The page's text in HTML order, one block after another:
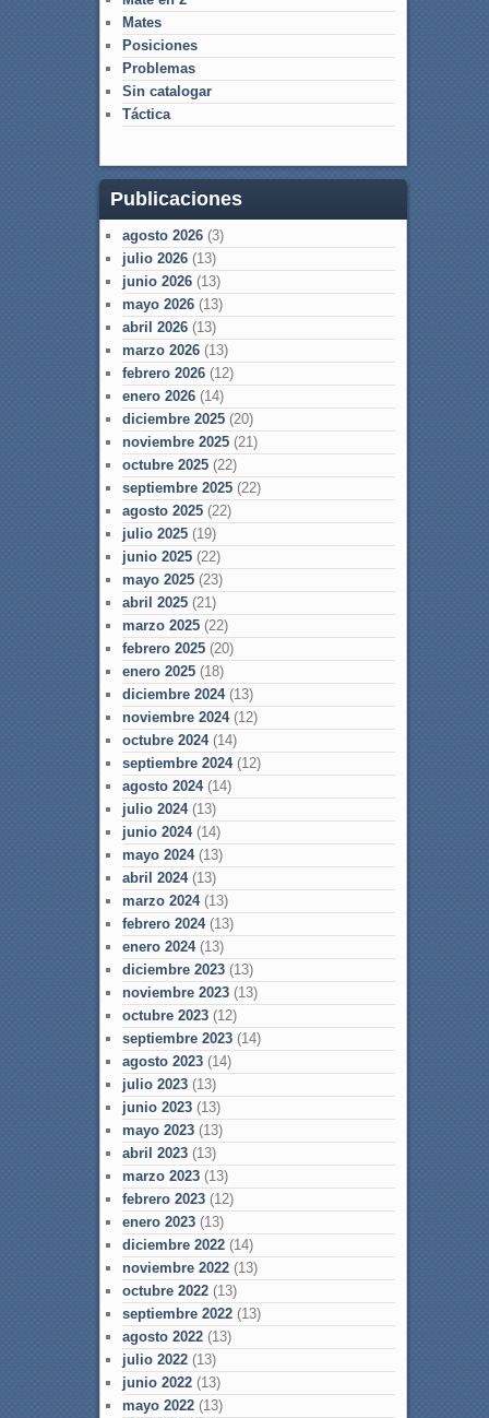
Mates
Posiciones
Problemas
Sin catalogar
Táctica
Publicaciones
agosto 2026(3)
julio 2026(13)
junio 2026(13)
mayo 2026(13)
abril 2026(13)
marzo 2026(13)
febrero 2026(12)
enero 2026(14)
diciembre 2025(20)
noviembre 2025(21)
octubre 2025(22)
septiembre 2025(22)
agosto 2025(22)
julio 2025(19)
junio 2025(22)
mayo 2025(23)
abril 2025(21)
marzo 2025(22)
febrero 2025(20)
enero 2025(18)
diciembre 2024(13)
noviembre 2024(12)
octubre 2024(14)
septiembre 2024(12)
agosto 2024(14)
julio 2024(13)
junio 2024(14)
mayo 2024(13)
abril 2024(13)
marzo 2024(13)
febrero 2024(13)
enero 2024(13)
diciembre 2023(13)
noviembre 2023(13)
octubre 2023(12)
septiembre 2023(14)
agosto 2023(14)
julio 2023(13)
junio 2023(13)
mayo 2023(13)
abril 2023(13)
marzo 2023(13)
febrero 2023(12)
enero 2023(13)
diciembre 2022(14)
noviembre 2022(13)
octubre 2022(13)
septiembre 2022(13)
agosto 2022(13)
julio 2022(13)
junio 2022(13)
mayo 2022(13)